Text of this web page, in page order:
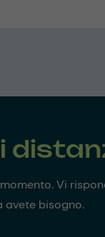
Vi
avete bisogno.